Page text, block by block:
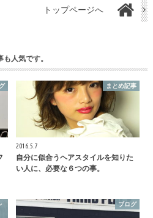
トップページへ
人気です。
まとめ記事
2016.5.7
自分に似合うヘアスタイルを知りた
い人に、必要な６つの事。
ブログ